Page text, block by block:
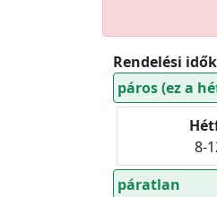
Rendelési
páros (ez a
8-
páratlan